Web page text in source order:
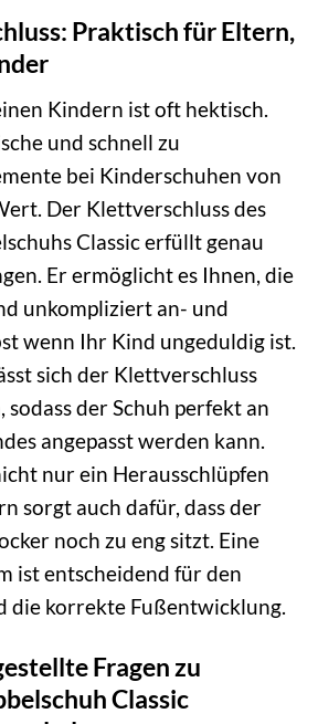
Praktisch für Eltern,
Kindern ist oft hektisch.
und schnell zu
bei Kinderschuhen von
Der Klettverschluss des
Classic erfüllt genau
Er ermöglicht es Ihnen, die
unkompliziert an- und
wenn Ihr Kind ungeduldig ist.
sich der Klettverschluss
sodass der Schuh perfekt an
angepasst werden kann.
nur ein Herausschlüpfen
sorgt auch dafür, dass der
noch zu eng sitzt. Eine
ist entscheidend für den
die korrekte Fußentwicklung.
Fragen zu
Classic